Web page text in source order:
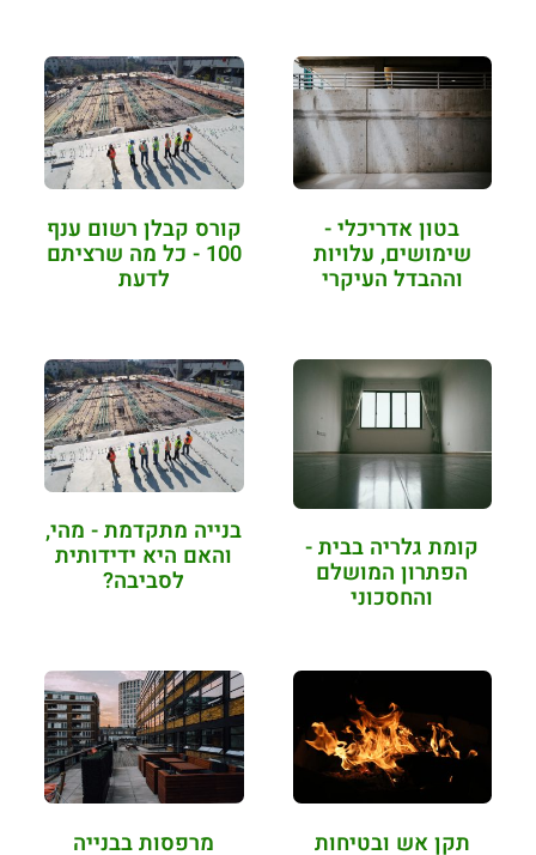
בטון אדריכלי -
שימושים, עלויות
וההבדל העיקרי
קורס קבלן רשום ענף
100 - כל מה שרציתם
לדעת
קומת גלריה בבית -
הפתרון המושלם
והחסכוני
בנייה מתקדמת - מהי,
והאם היא ידידותית
לסביבה?
תקן אש ובטיחות מרפסות בבנייה